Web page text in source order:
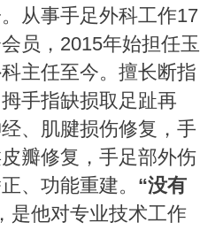
从事手足外科工作17
员，2015年始担任玉
主任至今。擅长断指
手指缺损取足趾再
、肌腱损伤修复，手
瓣修复，手足部外伤
、功能重建。 “没有
，是他对专业技术工作